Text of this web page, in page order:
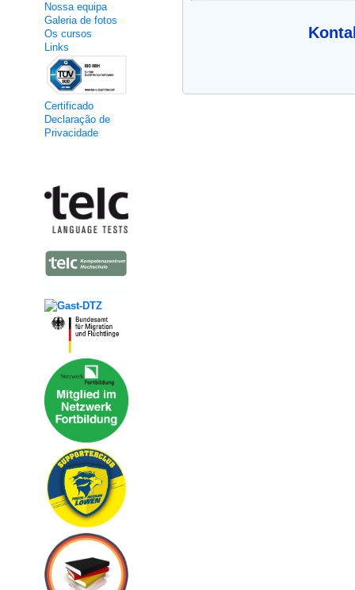
Nossa equipa
Galeria de fotos
Os cursos
Links
Certificado
Declaração de
Privacidade